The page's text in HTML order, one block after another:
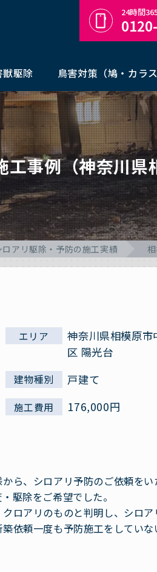
獣駆除 鳥害対策（鳩・カラス
24時間
事例（神奈川
アリ駆除・予防の施工実績
エリア
神奈川県相模原市
区 陽光台
建物種別 戸建て
施工費用 176,000円
ら、シロアリ予防のご依頼をい
駆除をご希望でした。
ロアリのものと判明し、シロア
依頼一度も予防施工をしてい